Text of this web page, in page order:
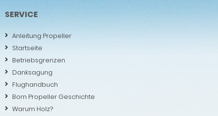
SERVICE
Anleitung Propeller
Startseite
Betriebsgrenzen
Danksagung
Flughandbuch
Born Propeller Geschichte
Warum Holz?